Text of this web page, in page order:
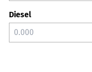
Diesel